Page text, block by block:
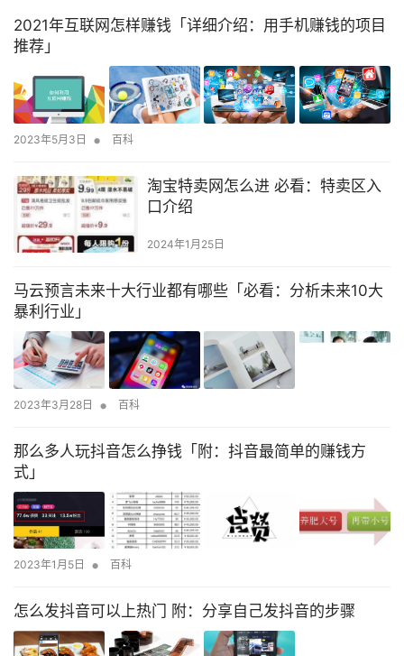
2021年互联网怎样赚钱「详细介绍：用手机赚钱的项目
推荐」
2023年5月3日 • 百科
淘宝特卖网怎么进 必看：特卖区入
口介绍
2024年1月25日
马云预言未来十大行业都有哪些「必看：分析未来10大
暴利行业」
2023年3月28日 • 百科
那么多人玩抖音怎么挣钱「附：抖音最简单的赚钱方
式」
2023年1月5日 • 百科
怎么发抖音可以上热门 附：分享自己发抖音的步骤